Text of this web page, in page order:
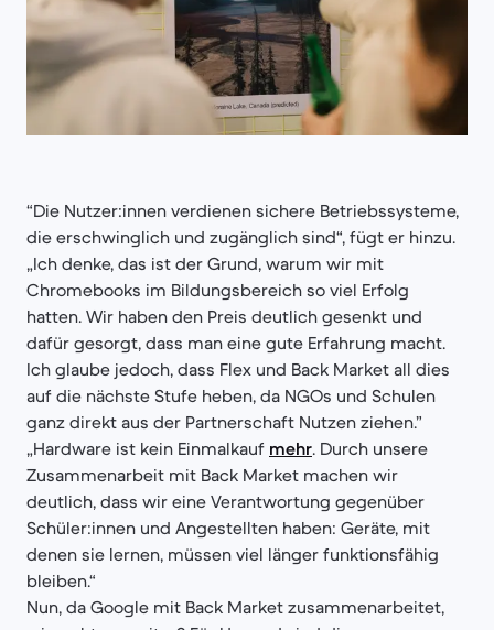
“Die Nutzer:innen verdienen sichere Betriebssysteme,
die erschwinglich und zugänglich sind“, fügt er hinzu.
„Ich denke, das ist der Grund, warum wir mit
Chromebooks im Bildungsbereich so viel Erfolg
hatten. Wir haben den Preis deutlich gesenkt und
dafür gesorgt, dass man eine gute Erfahrung macht.
Ich glaube jedoch, dass Flex und Back Market all dies
auf die nächste Stufe heben, da NGOs und Schulen
ganz direkt aus der Partnerschaft Nutzen ziehen.”
„Hardware ist kein Einmalkauf mehr. Durch unsere
Zusammenarbeit mit Back Market machen wir
deutlich, dass wir eine Verantwortung gegenüber
Schüler:innen und Angestellten haben: Geräte, mit
denen sie lernen, müssen viel länger funktionsfähig
bleiben.“
Nun, da Google mit Back Market zusammenarbeitet,